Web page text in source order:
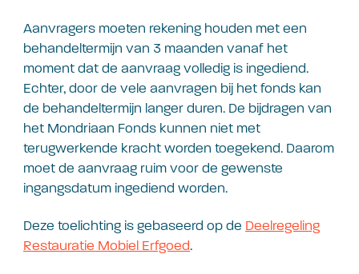
Aanvragers moeten rekening houden met een
behandeltermijn van 3 maanden vanaf het
moment dat de aanvraag volledig is ingediend.
Echter, door de vele aanvragen bij het fonds kan
de behandeltermijn langer duren. De bijdragen van
het Mondriaan Fonds kunnen niet met
terugwerkende kracht worden toegekend. Daarom
moet de aanvraag ruim voor de gewenste
ingangsdatum ingediend worden.
Deze toelichting is gebaseerd op de Deelregeling
Restauratie Mobiel Erfgoed.